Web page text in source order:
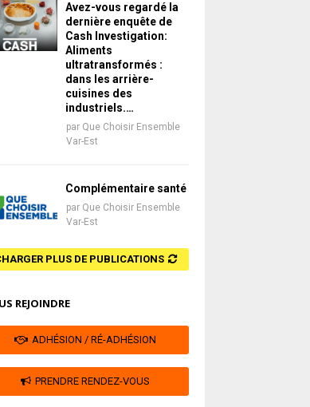
Avez-vous regardé la
dernière enquête de
Cash Investigation:
Aliments
ultratransformés :
dans les arrière-
cuisines des
industriels.…
par Que Choisir Ensemble
Var-Est
Complémentaire santé
par Que Choisir Ensemble
Var-Est
PLUS DE PUBLICATIONS
REJOINDRE
ADHÉSION / RÉ-ADHÉSION
PRENDRE RENDEZ-VOUS